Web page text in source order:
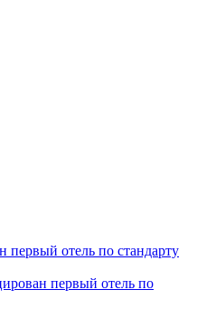
первый отель по